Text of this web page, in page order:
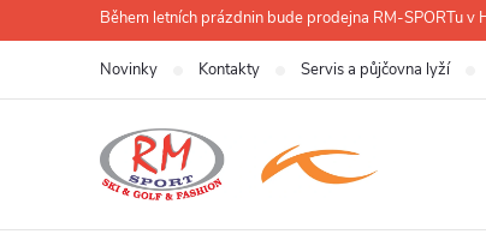
na
Během letních prázdnin bude prodejna RM-SPORTu v
Novinky Kontakty Servis a půjčovna lyží